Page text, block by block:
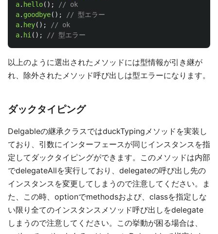
a. hello();
// ok
a. goodbye();
// 型エラー
a. hey();
// ok
a. hi (); // 型エラー
以上のように選出されたメソッドには型情報が引き継が
れ、除外されたメソッド呼び出しは型エラーになります。
ダックタイピング
Delgableの継承クラスではduckTypingメソッドを実装し
ており、引数にインターフェースが同じインスタンスを指
定してダックタイピングができます。このメソッドは内部
でdelegateAllを実行しており、delegateの呼び出し先の
インスタンスを変更してしまうので注意してください。ま
た、この時、optionでmethodsおよび、classを指定しな
い限り全てのインスタンスメソッド呼び出しをdelegate
しまうので注意してください。この挙動が困る場合は、